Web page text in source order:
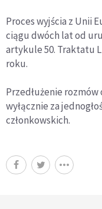
Proces wyjścia z Unii
ciągu dwóch lat od
artykule 50. Traktatu
roku.
Przedłużenie
wyłącznie za
członkowskich.